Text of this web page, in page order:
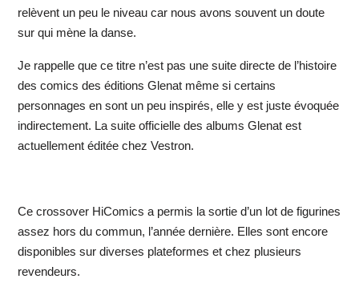
relèvent un peu le niveau car nous avons souvent un doute
sur qui mène la danse.
Je rappelle que ce titre n’est pas une suite directe de l’histoire
des comics des éditions Glenat même si certains
personnages en sont un peu inspirés, elle y est juste évoquée
indirectement. La suite officielle des albums Glenat est
actuellement éditée chez Vestron.
Ce crossover HiComics a permis la sortie d’un lot de figurines
assez hors du commun, l’année dernière. Elles sont encore
disponibles sur diverses plateformes et chez plusieurs
revendeurs.